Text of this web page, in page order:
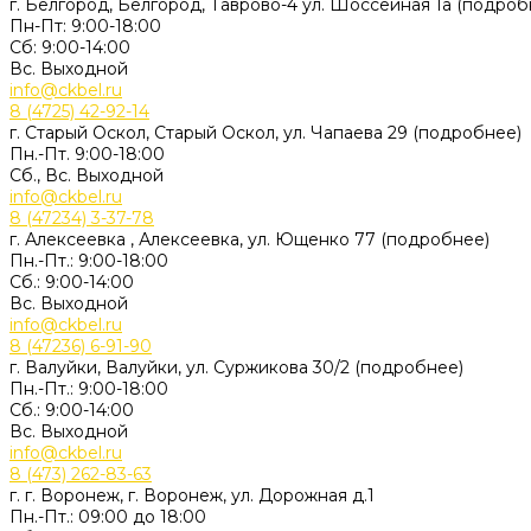
г. Белгород, Белгород, Таврово-4 ул. Шоссейная 1а
Пн-Пт: 9:00-18:00
Cб: 9:00-14:00
Вс. Выходной
info@ckbel.ru
8 (4725) 42-92-14
г. Старый Оскол, Старый Оскол, ул. Чапаева 29 (подробнее)
Пн.-Пт. 9:00-18:00
Сб., Вс. Выходной
info@ckbel.ru
8 (47234) 3-37-78
г. Алексеевка , Алексеевка, ул. Ющенко 77 (подробнее)
Пн.-Пт.: 9:00-18:00
Сб.: 9:00-14:00
Вс. Выходной
info@ckbel.ru
8 (47236) 6-91-90
г. Валуйки, Валуйки, ул. Суржикова 30/2 (подробнее)
Пн.-Пт.: 9:00-18:00
Сб.: 9:00-14:00
Вс. Выходной
info@ckbel.ru
8 (473) 262-83-63
г. г. Воронеж, г. Воронеж, ул. Дорожная д.1
Пн.-Пт.: 09:00 до 18:00